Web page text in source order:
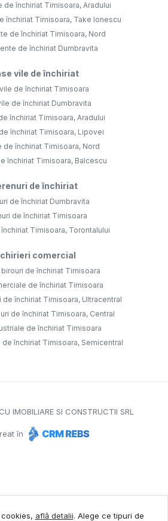
de închiriat Timisoara, Aradului
închiriat Timisoara, Take Ionescu
de închiriat Timisoara, Nord
de închiriat Dumbravita
vile de închiriat
de închiriat Timisoara
de închiriat Dumbravita
închiriat Timisoara, Aradului
închiriat Timisoara, Lipovei
de închiriat Timisoara, Nord
închiriat Timisoara, Balcescu
de închiriat
de închiriat Dumbravita
de închiriat Timisoara
Timisoara, Torontalului
comercial
de închiriat Timisoara
de închiriat Timisoara
de închiriat Timisoara, Ultracentral
de închiriat Timisoara, Central
de închiriat Timisoara
de închiriat Timisoara, Semicentral
IMOBILIARE SI CONSTRUCTII SRL
în
află detalii. Alege ce tipuri de